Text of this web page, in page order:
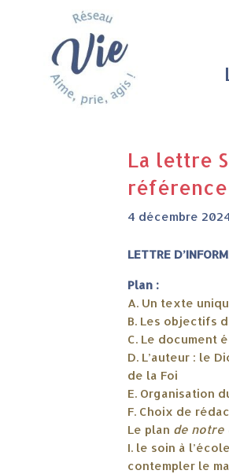
La lettre
4 décembre
LETTRE
Plan :
A. Un texte
B. Les objectifs
C. Le document
D. L’auteur : le
de la Foi
E. Organisation
F. Choix de
Le plan de notre
I. le soin à
contempler le